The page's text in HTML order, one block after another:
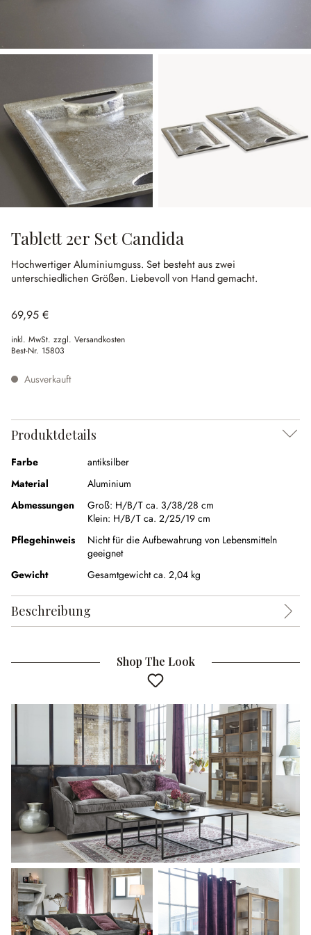
Tablett 2er Set Candida
Hochwertiger Aluminiumguss. Set besteht aus zwei
unterschiedlichen Größen. Liebevoll von Hand gemacht.
69,95 €
inkl. MwSt. zzgl. Versandkosten
Best-Nr. 15803
Ausverkauft
Produktdetails
Farbe
antiksilber
Material
Aluminium
Abmessungen
Groß: H/B/T ca. 3/38/28 cm
Klein: H/B/T ca. 2/25/19 cm
Pflegehinweis
Nicht für die Aufbewahrung von Lebensmitteln
geeignet
Gewicht
Gesamtgewicht ca. 2,04 kg
Beschreibung
Shop The Look